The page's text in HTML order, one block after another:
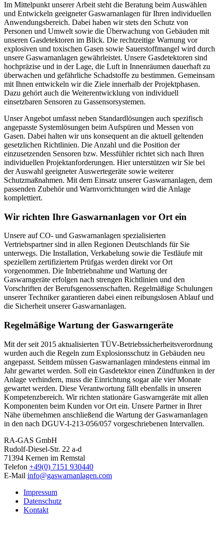
Im Mittelpunkt unserer Arbeit steht die Beratung beim Auswählen
und Entwickeln geeigneter Gaswarnanlagen für Ihren individuellen
Anwendungsbereich. Dabei haben wir stets den Schutz von
Personen und Umwelt sowie die Überwachung von Gebäuden mit
unseren Gasdetektoren im Blick. Die rechtzeitige Warnung vor
explosiven und toxischen Gasen sowie Sauerstoffmangel wird durch
unsere Gaswarnanlagen gewährleistet. Unsere Gasdetektoren sind
hochpräzise und in der Lage, die Luft in Innenräumen dauerhaft zu
überwachen und gefährliche Schadstoffe zu bestimmen. Gemeinsam
mit Ihnen entwickeln wir die Ziele innerhalb der Projektphasen.
Dazu gehört auch die Weiterentwicklung von individuell
einsetzbaren Sensoren zu Gassensorsystemen.
Unser Angebot umfasst neben Standardlösungen auch spezifisch
angepasste Systemlösungen beim Aufspüren und Messen von
Gasen. Dabei halten wir uns konsequent an die aktuell geltenden
gesetzlichen Richtlinien. Die Anzahl und die Position der
einzusetzenden Sensoren bzw. Messfühler richtet sich nach Ihren
individuellen Projektanforderungen. Hier unterstützen wir Sie bei
der Auswahl geeigneter Auswertegeräte sowie weiterer
Schutzmaßnahmen. Mit dem Einsatz unserer Gaswarnanlagen, dem
passenden Zubehör und Warnvorrichtungen wird die Anlage
komplettiert.
Wir richten Ihre Gaswarnanlagen vor Ort ein
Unsere auf CO- und Gaswarnanlagen spezialisierten
Vertriebspartner sind in allen Regionen Deutschlands für Sie
unterwegs. Die Installation, Verkabelung sowie die Testläufe mit
speziellem zertifiziertem Prüfgas werden direkt vor Ort
vorgenommen. Die Inbetriebnahme und Wartung der
Gaswarngeräte erfolgen nach strengen Richtlinien und den
Vorschriften der Berufsgenossenschaften. Regelmäßige Schulungen
unserer Techniker garantieren dabei einen reibungslosen Ablauf und
die Sicherheit unserer Gaswarnanlagen.
Regelmäßige Wartung der Gaswarngeräte
Mit der seit 2015 aktualisierten TÜV-Betriebssicherheitsverordnung
wurden auch die Regeln zum Explosionsschutz in Gebäuden neu
angepasst. Seitdem müssen Gaswarnanlagen mindestens einmal im
Jahr gewartet werden. Soll ein Gasdetektor einen Zündfunken in der
Anlage verhindern, muss die Einrichtung sogar alle vier Monate
gewartet werden. Diese Verantwortung fällt ebenfalls in unseren
Kompetenzbereich. Wir richten stationäre Gaswarngeräte mit allen
Komponenten beim Kunden vor Ort ein. Unsere Partner in Ihrer
Nähe übernehmen anschließend die Wartung der Gaswarnanlagen
in den nach DGUV-I-213-056/057 vorgeschriebenen Intervallen.
RA-GAS GmbH
Rudolf-Diesel-Str. 22 a-d
71394 Kernen im Remstal
Telefon +49(0) 7151 930440
E-Mail info@gaswarnanlagen.com
Impressum
Datenschutz
Kontakt